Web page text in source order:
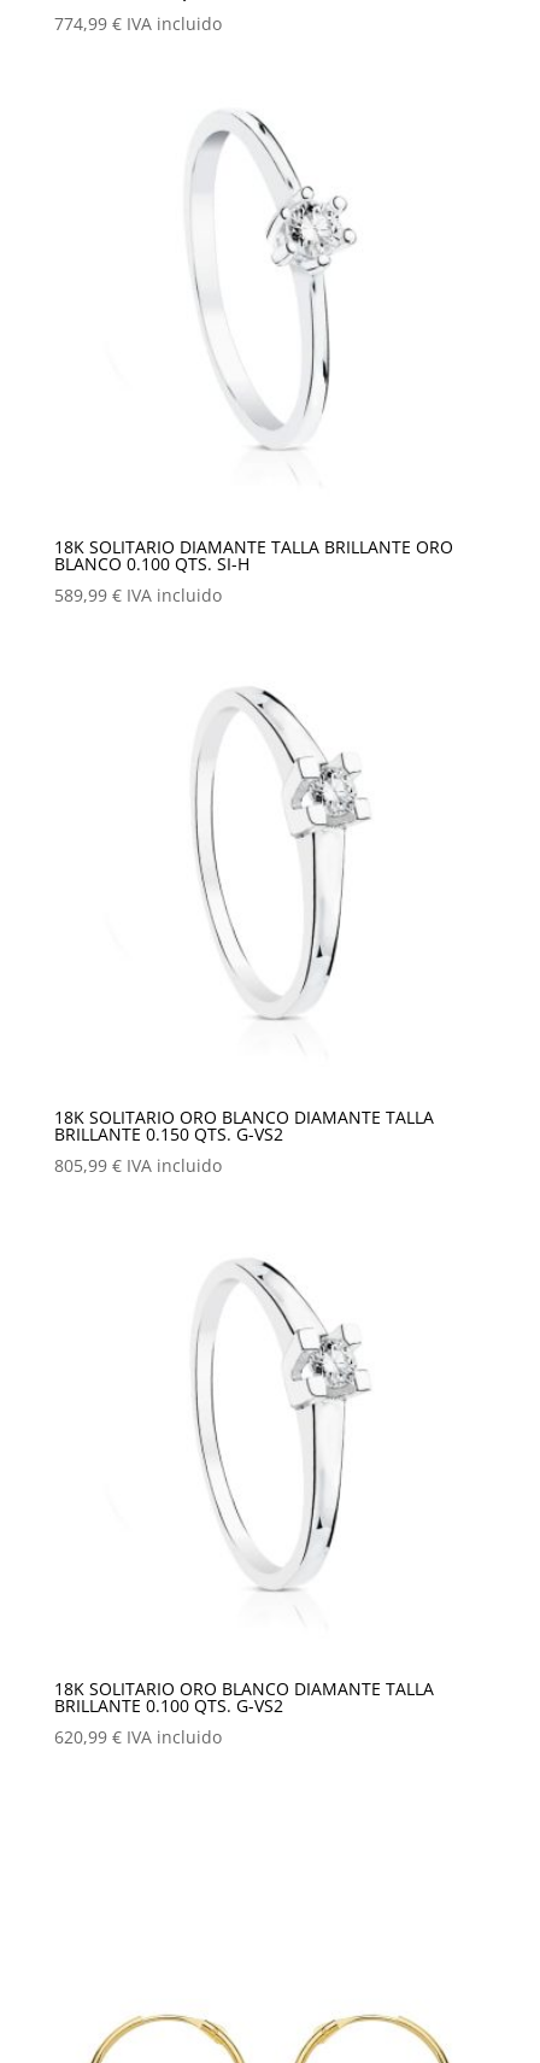
774,99 € IVA incluido
18K SOLITARIO DIAMANTE TALLA BRILLANTE ORO
BLANCO 0.100 QTS. SI-H
589,99 € IVA incluido
18K SOLITARIO ORO BLANCO DIAMANTE TALLA
BRILLANTE 0.150 QTS. G-VS2
805,99 € IVA incluido
18K SOLITARIO ORO BLANCO DIAMANTE TALLA
BRILLANTE 0.100 QTS. G-VS2
620,99 € IVA incluido